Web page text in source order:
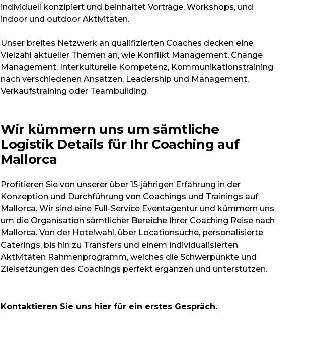
individuell konzipiert und beinhaltet Vorträge, Workshops, und
indoor und outdoor Aktivitäten.
Unser breites Netzwerk an qualifizierten Coaches decken eine
Vielzahl aktueller Themen an, wie Konflikt Management, Change
Management, Interkulturelle Kompetenz, Kommunikationstraining
nach verschiedenen Ansätzen, Leadership und Management,
Verkaufstraining oder Teambuilding.
Wir kümmern uns um sämtliche
Logistik Details für Ihr Coaching auf
Mallorca
Profitieren Sie von unserer über 15-jährigen Erfahrung in der
Konzeption und Durchführung von Coachings und Trainings auf
Mallorca. Wir sind eine Full-Service Eventagentur und kümmern uns
um die Organisation sämtlicher Bereiche Ihrer Coaching Reise nach
Mallorca. Von der Hotelwahl, über Locationsuche, personalisierte
Caterings, bis hin zu Transfers und einem individualisierten
Aktivitäten Rahmenprogramm, welches die Schwerpunkte und
Zielsetzungen des Coachings perfekt ergänzen und unterstützen.
Kontaktieren Sie uns hier für ein erstes Gespräch.